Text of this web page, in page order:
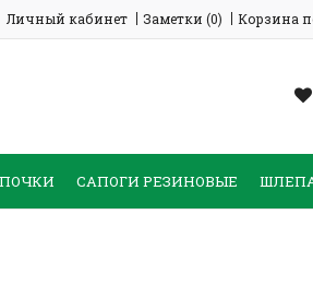
Личный кабинет Заметки (0) Корзина
САПОГИ РЕЗИНОВЫЕ